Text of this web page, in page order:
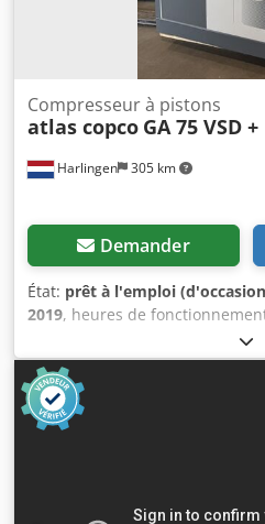
Harlingen 305 km
Compresseur à pistons
atlas copco GA 75 VSD +
Demander
État: prêt à l'emploi
2019, heures de
,
75 kW (101,97 ch), débit
(max.):13 barre
Plaque signalétique
Compresseur à vis en excellent